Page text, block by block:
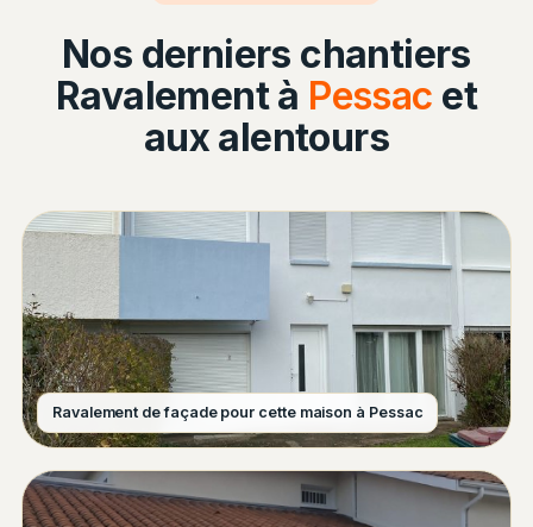
Nos derniers chantiers
Ravalement à Pessac et
aux alentours
Ravalement de façade pour cette maison à Pessac